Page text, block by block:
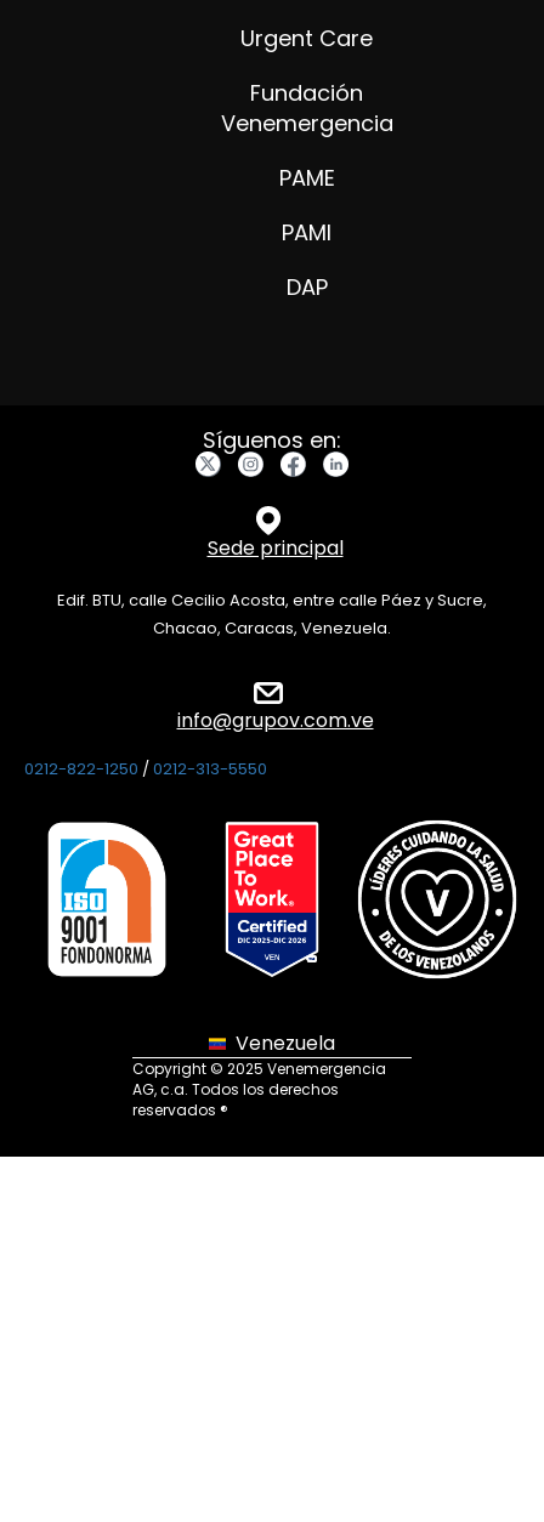
Urgent Care
Fundación
Venemergencia
PAME
PAMI
DAP
Síguenos en:
Sede principal
Edif. BTU, calle Cecilio Acosta, entre calle Páez y Sucre,
Chacao, Caracas, Venezuela.
info@grupov.com.ve
0212-822-1250 /0212-313-5550
Venezuela
Copyright © 2025 Venemergencia
AG, c.a. Todos los derechos
reservados ®